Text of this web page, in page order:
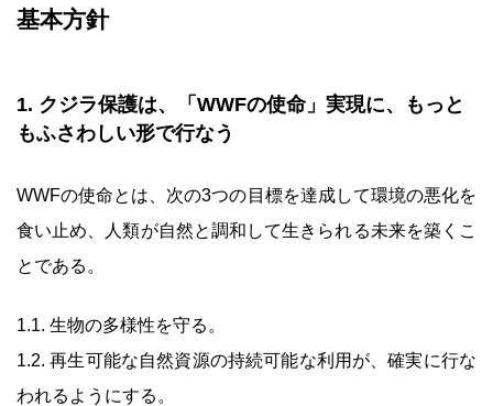
基本方針
1. クジラ保護は、「WWFの使命」実現に、もっと
もふさわしい形で行なう
WWFの使命とは、次の3つの目標を達成して環境の悪化を
食い止め、人類が自然と調和して生きられる未来を築くこ
とである。
1.1. 生物の多様性を守る。
1.2. 再生可能な自然資源の持続可能な利用が、確実に行な
われるようにする。